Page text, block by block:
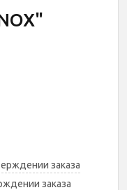
заказа
заказа